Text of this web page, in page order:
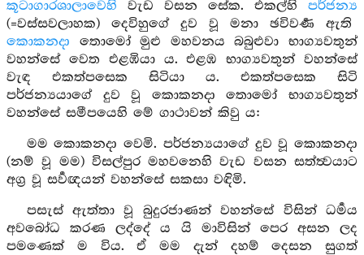
කූටාගාරශාලාවෙහි වැඩ වසන සේක. එකල්හි පර්ජන්‍ය
(=වස්සවලාහක) දෙවිහුගේ දුව වූ මනා ඡවිවර්‍ණ ඇති
කොකනදා තොමෝ මුළු මහවනය බබුළුවා භාග්‍යවතුන්
වහන්සේ වෙත එළඹියා ය. එළඹ භාග්‍යවතුන් වහන්සේ
වැඳ එකත්පසෙක සිටියා ය. එකත්පසෙක සිටි
පර්ජන්‍යයාගේ දුව වූ කොකනදා තොමෝ භාග්‍යවතුන්
වහන්සේ සමීපයෙහි මේ ගාථාවන් කිවු ය:
මම කොකනදා වෙමි. පර්ජන්‍යයාගේ දුව වූ කොකනදා
(නම් වූ මම) විසල්පුර මහවනෙහි වැඩ වසන සත්ත්‍වයාට
අග්‍ර වූ සර්‍වඥයන් වහන්සේ සකසා වඳිමි.
පසැස් ඇත්තා වූ බුදුරජාණන් වහන්සේ විසින් ධර්‍මය
අවබෝධ කරණ ලද්දේ ය යි මාවිසින් පෙර අසන ලද
පමණෙක් ම විය. ඒ මම දැන් දහම් දෙසන සුගත්